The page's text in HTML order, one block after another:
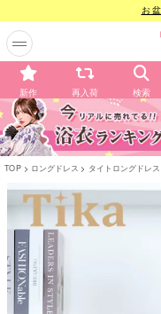
お
新作 再入荷 検索
TOP ロングドレス タイトロングドレス